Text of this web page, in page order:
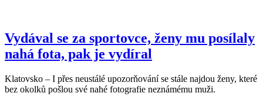
Vydával se za sportovce, ženy mu posílaly
nahá fota, pak je vydíral
Klatovsko – I přes neustálé upozorňování se stále najdou ženy, které
bez okolků pošlou své nahé fotografie neznámému muži.